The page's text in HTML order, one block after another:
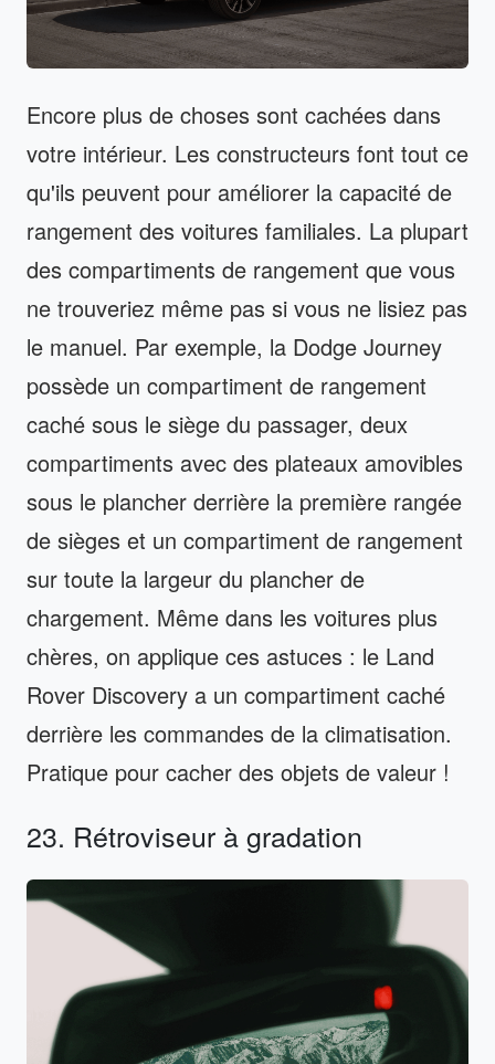
Encore plus de choses sont cachées dans
votre intérieur. Les constructeurs font tout ce
qu'ils peuvent pour améliorer la capacité de
rangement des voitures familiales. La plupart
des compartiments de rangement que vous
ne trouveriez même pas si vous ne lisiez pas
le manuel. Par exemple, la Dodge Journey
possède un compartiment de rangement
caché sous le siège du passager, deux
compartiments avec des plateaux amovibles
sous le plancher derrière la première rangée
de sièges et un compartiment de rangement
sur toute la largeur du plancher de
chargement. Même dans les voitures plus
chères, on applique ces astuces : le Land
Rover Discovery a un compartiment caché
derrière les commandes de la climatisation.
Pratique pour cacher des objets de valeur !
23. Rétroviseur à gradation